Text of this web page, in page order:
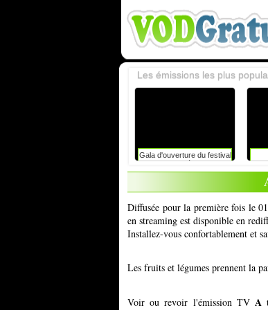
Gala d'ouverture du festival
du rire de liège avec
caroline vigneaux: faut-il
Les émissions les plus
Diffusée pour la première fois le
en streaming est disponible en
Installez-vous confortablement et
Les fruits et légumes prennent la
Voir ou revoir l'émission TVA